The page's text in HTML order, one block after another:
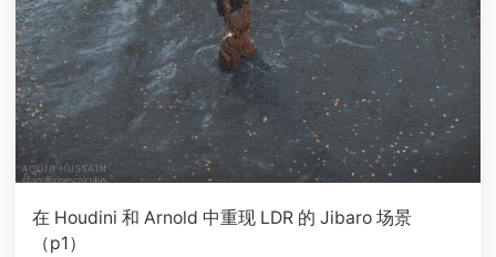
在 Houdini 和 Arnold 中重现 LDR 的 Jibaro 场景
（p1）